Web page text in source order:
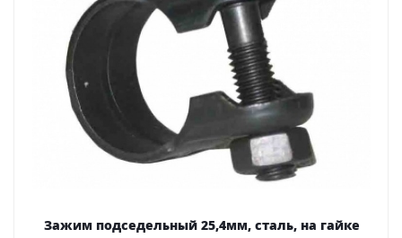
Зажим подседельный 25,4мм, сталь, на гайке